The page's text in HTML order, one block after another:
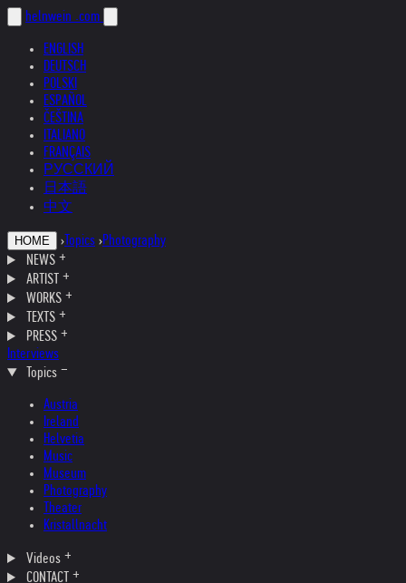
helnwein .com
ENGLISH
DEUTSCH
POLSKI
ESPAÑOL
ČEŠTINA
ITALIANO
FRANÇAIS
РУССКИЙ
日本語
中文
HOME › Topics ›Photography
NEWS
ARTIST
WORKS
TEXTS
PRESS
Interviews
Topics
Austria
Ireland
Helvetia
Music
Museum
Photography
Theater
Kristallnacht
Videos
CONTACT